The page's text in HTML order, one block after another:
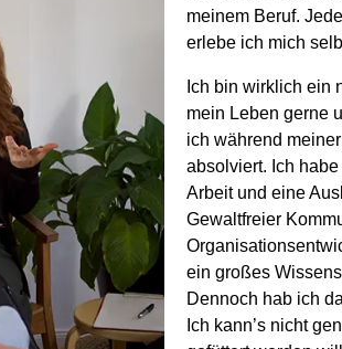
meinem Beruf.
erlebe ich mich
Ich bin wirklich ein
mein Leben gerne
ich während
absolviert. Ich
Arbeit und eine
Gewaltfreier
ein großes
Dennoch hab ich
Ich kann’s nicht